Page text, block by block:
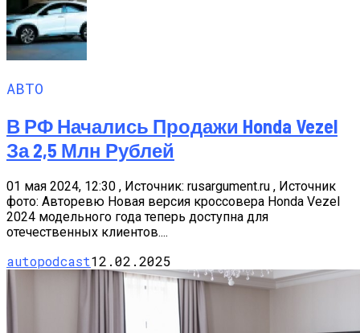
АВТО
В РФ Начались Продажи Honda Vezel
За 2,5 Млн Рублей
01 мая 2024, 12:30 , Источник: rusargument.ru , Источник
фото: Авторевю Новая версия кроссовера Honda Vezel
2024 модельного года теперь доступна для
отечественных клиентов....
autopodcast12.02.2025